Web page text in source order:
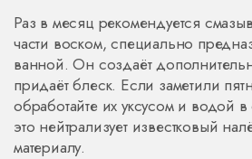
Раз в месяц рекомендуется
части воском, специально
ванной. Он создаёт
придаёт блеск. Если заметили
обработайте их уксусом и водой
это нейтрализует известковый
материалу.